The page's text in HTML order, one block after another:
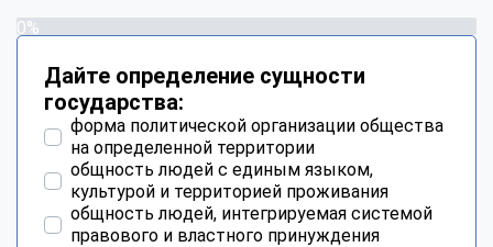
0%
Дайте определение сущности
государства:
форма политической организации общества
на определенной территории
общность людей с единым языком,
культурой и территорией проживания
общность людей, интегрируемая системой
правового и властного принуждения